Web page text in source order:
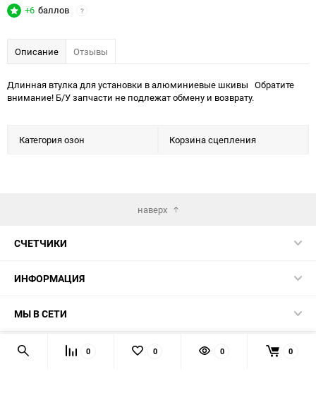
+6 баллов ?
Описание Отзывы
Длинная втулка для установки в алюминиевые шкивы Обратите
внимание! Б/У запчасти не подлежат обмену и возврату.
Категория озон Корзина сцепления
наверх
СЧЕТЧИКИ
ИНФОРМАЦИЯ
МЫ В СЕТИ
КОНТАКТЫ 0 0 0 0